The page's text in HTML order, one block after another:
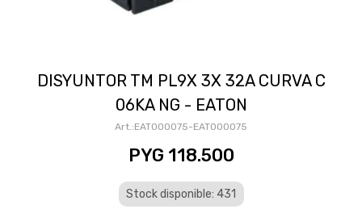
DISYUNTOR TM PL9X 3X 32A CURVA C
06KA NG - EATON
EAT000075-EAT000075
PYG 118.500
Stock disponible: 431